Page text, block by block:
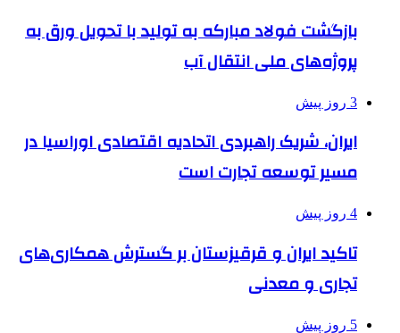
بازگشت فولاد مبارکه به تولید با تحویل ورق به
پروژه‌های ملی انتقال آب
3 روز پیش
ایران، شریک راهبردی اتحادیه اقتصادی اوراسیا در
مسیر توسعه تجارت است
4 روز پیش
تاکید ایران و قرقیزستان بر گسترش همکاری‌های
تجاری و معدنی
5 روز پیش